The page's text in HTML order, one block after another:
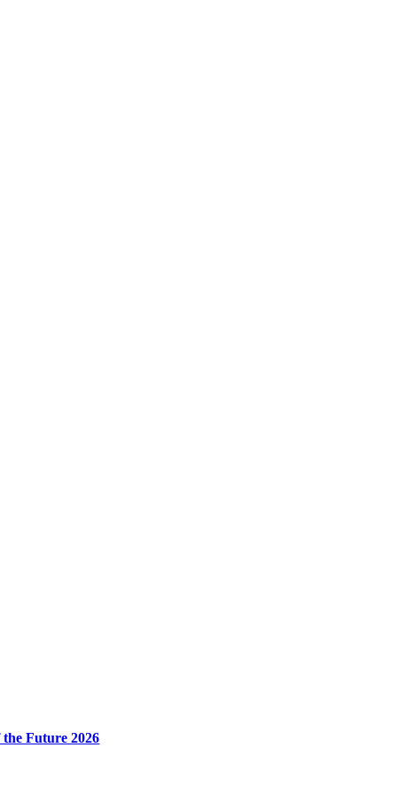
the Future 2026